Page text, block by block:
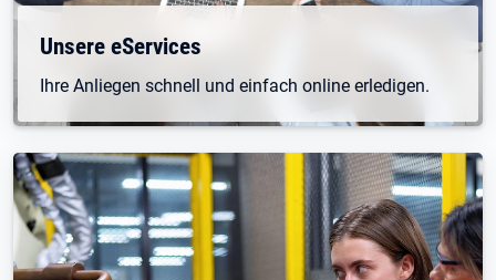
Unsere eServices
Ihre Anliegen schnell und einfach online erledigen.